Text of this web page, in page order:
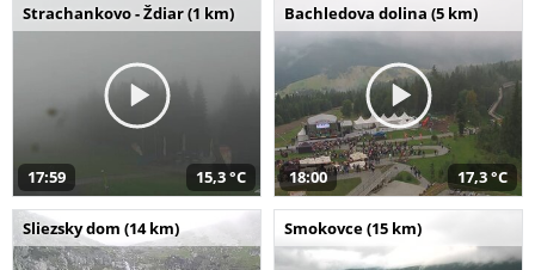
Strachankovo - Ždiar (1 km)
17:59 15,3 °C
Bachledova dolina (5 km)
18:00 17,3 °C
Sliezsky dom (14 km) Smokovce (15 km)